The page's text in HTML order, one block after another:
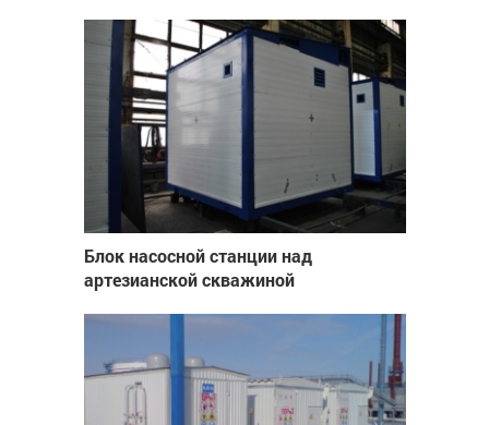
Блок насосной станции над
артезианской скважиной